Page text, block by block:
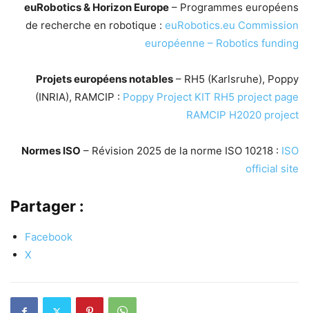
euRobotics & Horizon Europe – Programmes européens
de recherche en robotique : euRobotics.eu Commission
européenne – Robotics funding
Projets européens notables – RH5 (Karlsruhe), Poppy
(INRIA), RAMCIP : Poppy Project KIT RH5 project page
RAMCIP H2020 project
Normes ISO – Révision 2025 de la norme ISO 10218 : ISO
official site
Partager :
Facebook
X